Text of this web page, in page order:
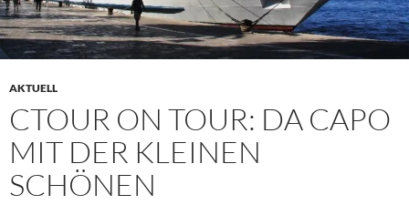
AKTUELL
CTOUR ON TOUR: DA CAPO
MIT DER KLEINEN
SCHÖNEN